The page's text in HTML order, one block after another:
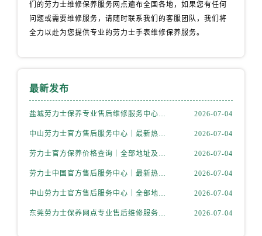
们的劳力士维修保养服务网点遍布全国各地，如果您有任何
问题或需要维修服务，请随时联系我们的客服团队，我们将
全力以赴为您提供专业的劳力士手表维修保养服务。
最新发布
盐城劳力士保养专业售后维修服务中心权威公示（2026年7月最新） 2026-07-04
中山劳力士官方售后服务中心｜最新热线及官方维修地址权威信息公示（2026年7月更新） 2026-07-04
劳力士官方保养价格查询｜全部地址及热线电话权威信息公告（2026年7月最新） 2026-07-04
劳力士中国官方售后服务中心｜最新热线和详细维修地址权威信息公告（2026年7月最新） 2026-07-04
中山劳力士官方售后服务中心｜全部地址与24小时客服电话权威信息公示（2026年7月更新） 2026-07-04
东莞劳力士保养网点专业售后维修服务中心权威公示（2026年7月最新） 2026-07-04